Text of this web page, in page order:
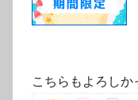
こちらもよろしか